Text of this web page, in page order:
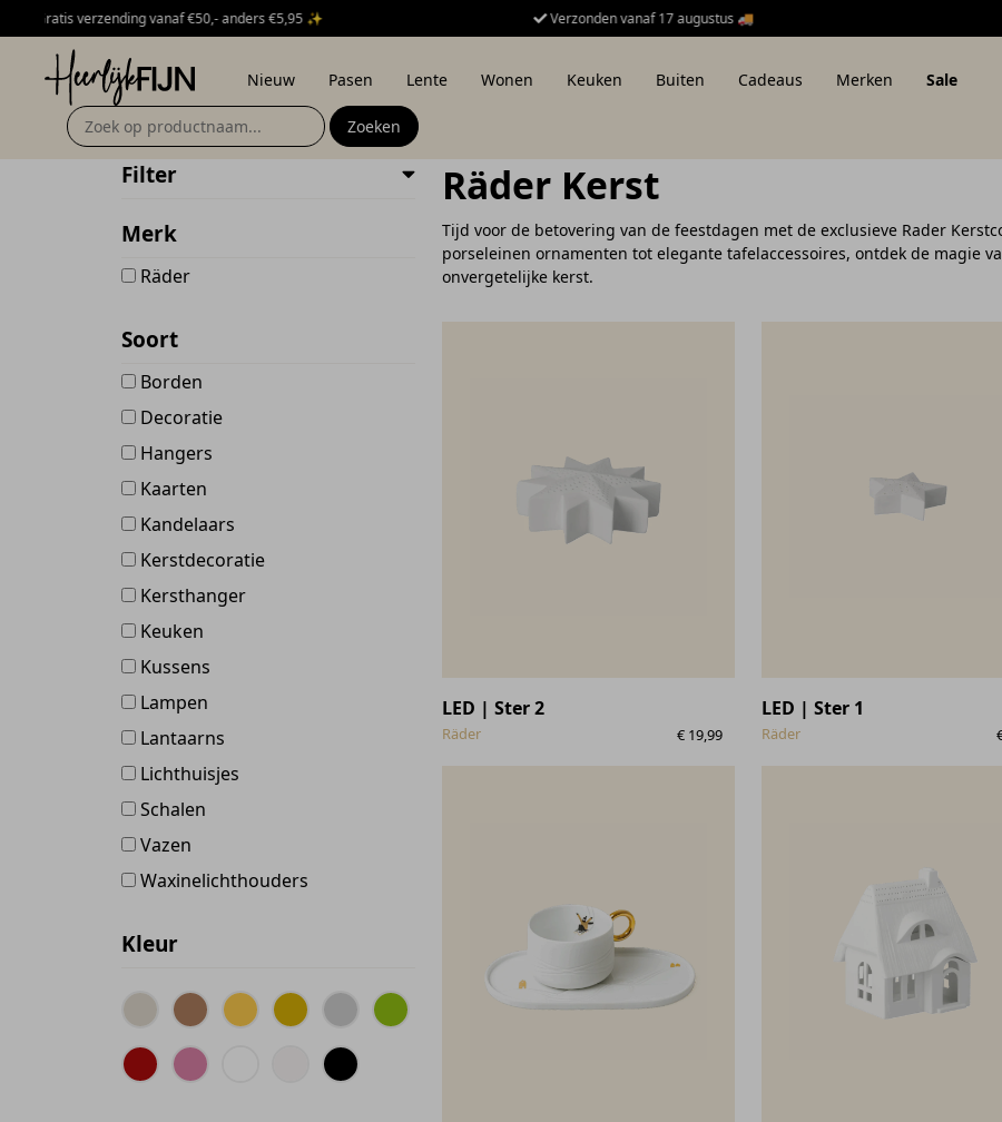
Verzonden vanaf 17 augustus 🚚 Retour binnen 14 dagen.
HeerlijkFijn
Nieuw Pasen Lente Wonen Keuken Buiten Cadeaus Merken Sale
Zoeken naar:
Filter
Merk
Räder
Soort
Borden
Decoratie
Hangers
Kaarten
Kandelaars
Kerstdecoratie
Kersthanger
Keuken
Kussens
Lampen
Lantaarns
Lichthuisjes
Schalen
Vazen
Waxinelichthouders
Kleur
Räder Kerst
Tijd voor de betovering van de feestdagen met de exclusieve Rader
porseleinen ornamenten tot elegante tafelaccessoires, ontdek de magie
onvergetelijke kerst.
LED | Ster 2
Räder €19,99
LED | Ster 1
Räder